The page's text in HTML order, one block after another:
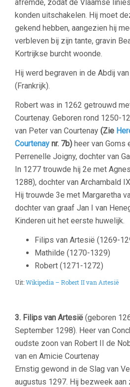
afremde, zodat de Vlaamse
konden uitschakelen. Hij moet
gekend hebben, aangezien hij
verbleven bij zijn tante, gravin
Kortrijkse burcht woonde.
Hij werd begraven in de Abdij
(Frankrijk).
Robert was in 1262 getrouwd
Courtenay. Geboren rond 1250-
van Peter van Courtenay (Zie
Courtenay nr. 7b) heer van Goms
Perrenelle Joigny, dochter van
In 1277 trouwde hij 2e met
1288), dochter van Archambald
Hij trouwde 3e met Margaretha
dochter van graaf Jan I van
Kinderen uit het eerste huwelijk.
Filips van Artesië (1269-
Mathilde (1270-1329)
Robert (1271-1272)
Uit:Wikipedia – Robert II van Artesië
3. Filips van Artesië (geboren
September 1298). Heer van
oudste zoon van Robert II de
van en Amicie Courtenay
Ernstig gewond in de Slag van
augustus 1297. Hij bezweek aan